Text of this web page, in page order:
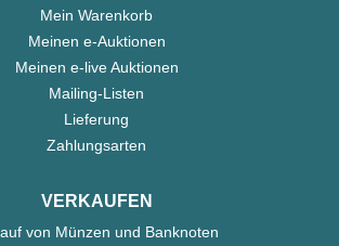
Mein Warenkorb
Meinen e-Auktionen
Meinen e-live Auktionen
Mailing-Listen
Lieferung
Zahlungsarten
VERKAUFEN
von Münzen und Banknoten